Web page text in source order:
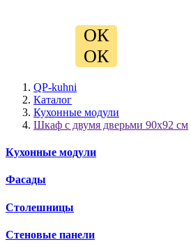
ОК
ОК
QP-kuhni
Каталог
Кухонные модули
Шкаф с двумя дверьми 90х92 см
Кухонные модули
Фасады
Столешницы
Стеновые панели